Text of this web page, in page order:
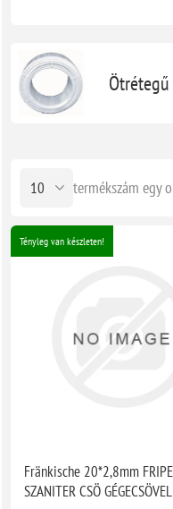
Ötrétegű
termékszám egy
Tényleg van készleten!
Fränkische 20*2,8mm
SZANITER CSÖ GÉGECSÖVEL